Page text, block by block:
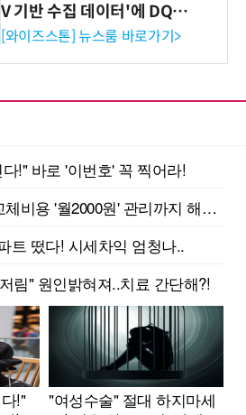
V 기반 수집 데이터'에 DQ인
증 최고 등급 수여
[와이즈스톤] 뉴스룸 바로가기>